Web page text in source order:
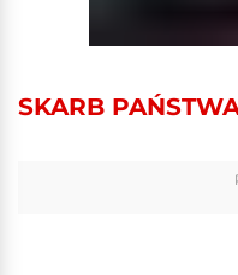
SKARB